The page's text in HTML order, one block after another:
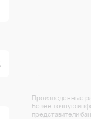
Произведенные
Более точную
представители